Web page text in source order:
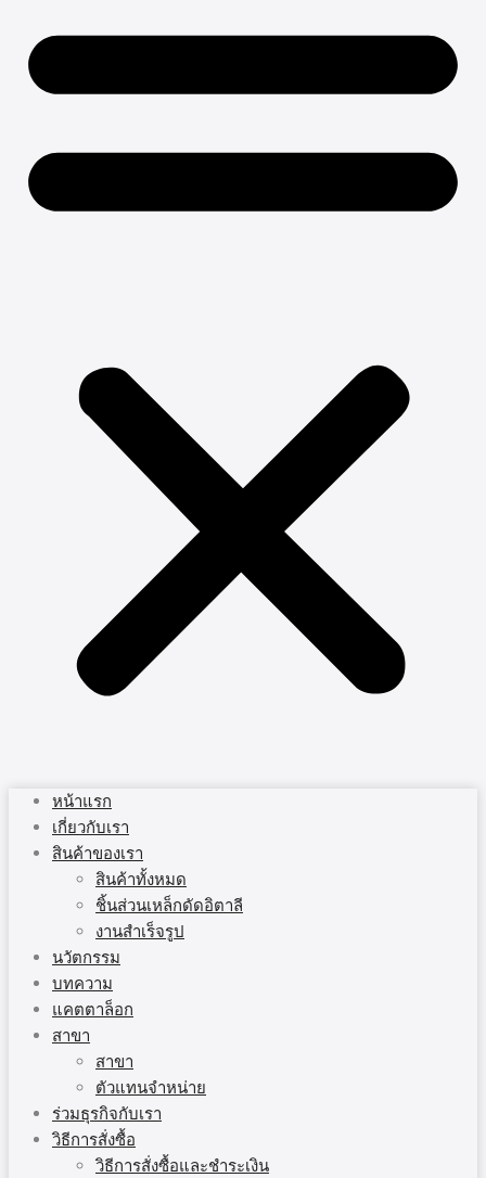
หน้าแรก
เกี่ยวกับเรา
สินค้าของเรา
สินค้าทั้งหมด
ชิ้นส่วนเหล็กดัดอิตาลี
งานสำเร็จรูป
นวัตกรรม
บทความ
แคตตาล็อก
สาขา
สาขา
ตัวแทนจำหน่าย
ร่วมธุรกิจกับเรา
วิธีการสั่งซื้อ
วิธีการสั่งซื้อและชำระเงิน